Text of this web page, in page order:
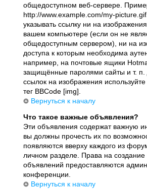
общедоступном веб-сервере.
http://www.example.com/my-
указывать ссылку ни на
вашем компьютере (если он не
общедоступным сервером), ни на
доступа к которым необходима
например, на почтовые ящики
защищённые паролями сайты и т. п.
ссылок на изображения
тег BBCode [img].
Вернуться к началу
Что такое важные объявления?
Эти объявления содержат важную
вы должны прочесть их по
появляются вверху каждого из
личном разделе. Права на
объявлений предоставляются
конференции.
Вернуться к началу